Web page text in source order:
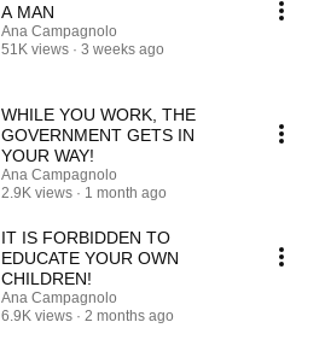
A MAN
Ana Campagnolo
51K views
3 weeks ago
WHILE YOU WORK, THE
GOVERNMENT GETS IN
YOUR WAY!
Ana Campagnolo
2.9K views
1 month ago
IT IS FORBIDDEN TO
EDUCATE YOUR OWN
CHILDREN!
Ana Campagnolo
6.9K views
2 months ago